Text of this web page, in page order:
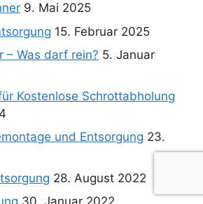
9. Mai 2025
15. Februar 2025
– Was darf rein? 5. Januar
Kostenlose Schrottabholung
und Entsorgung 23.
28. August 2022